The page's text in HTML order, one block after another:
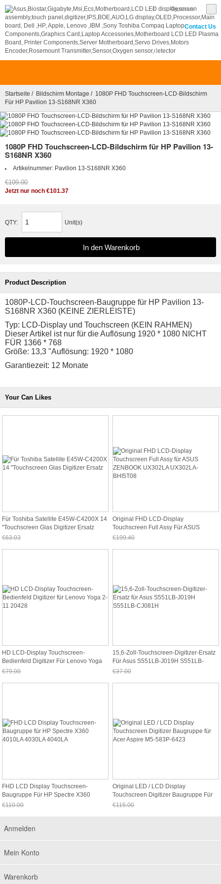
German
€
Contact Us
0
Startseite / Bildschirm Montage / 1080P FHD Touchscreen-LCD-Bildschirm
Für HP Pavilion 13-S168NR X360
1080P FHD Touchscreen-LCD-Bildschirm für HP Pavilion 13-
S168NR X360
Artikelnummer: Pavilion 13-S168NR X360
€109.00
Jetzt nur noch €101.37
QTY: Unit(s)
Product Description
1080P-LCD-Touchscreen-Baugruppe für HP Pavilion 13-
S168NR X360 (KEINE ZIERLEISTE)
Typ: LCD-Display und Touchscreen (KEIN RAHMEN)
Dieser Artikel ist nur für die Auflösung 1920 * 1080 NICHT
FÜR 1366 * 768
Größe: 13,3 "Auflösung: 1920 * 1080
Garantiezeit: 12 Monate
Your Can Likes
Für Toshiba Satellite E45W-C4200X 14
"Touchscreen Glas Digitizer Ersatz
€63.03
Original FHD LCD-Display
Touchscreen Full Assy Für ASUS
ZENBOOK UX302LA UX302LA-
€199.40
HD LCD-Display Touchscreen-
Bedienfeld Digitizer Für Lenovo Yoga
2-11 20428
€79.00
15,6-Zoll-Touchscreen-Digitizer-Ersatz
Für Asus S551LB-J019H S551LB-
CJ081H
€37.00
FHD LCD Display Touchscreen-
Baugruppe Für HP Spectre X360
4010LA 4030LA 4040LA
€110.00
Original LED / LCD Display
Touchscreen Digitizer Baugruppe Für
Acer Aspire M5-583P-6423
€115.00
Anmelden
Mein Konto
Warenkorb